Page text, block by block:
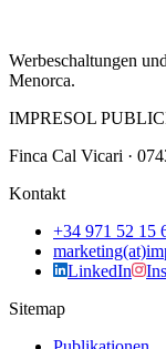
Werbeschaltungen
Menorca.
IMPRESOL
Finca Cal Vicari ·
Kontakt
+34 971 52 15
LinkedIn
Sitemap